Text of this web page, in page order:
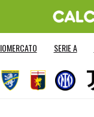
SERIE A